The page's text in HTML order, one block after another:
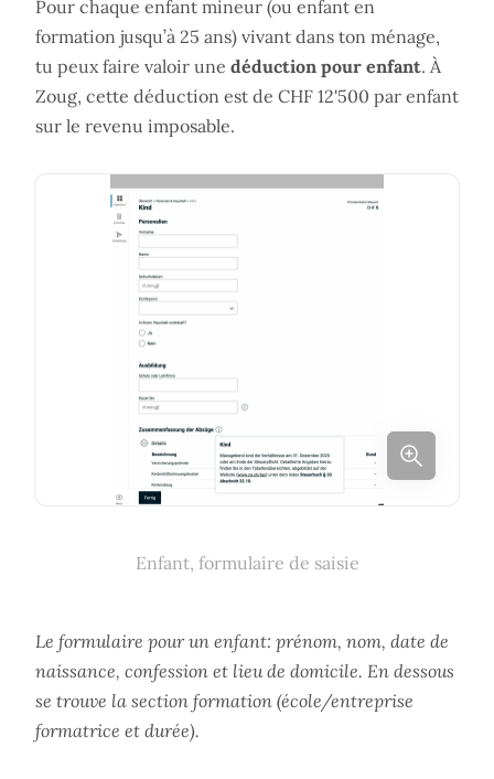
Pour chaque enfant mineur (ou enfant en
formation jusqu’à 25 ans) vivant dans ton ménage,
tu peux faire valoir une déduction pour enfant. À
Zoug, cette déduction est de CHF 12'500 par enfant
sur le revenu imposable.
Enfant, formulaire de saisie
Le formulaire pour un enfant: prénom, nom, date de
naissance, confession et lieu de domicile. En dessous
se trouve la section formation (école/entreprise
formatrice et durée).